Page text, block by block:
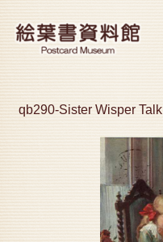
qb290-Sister Wisper Talk